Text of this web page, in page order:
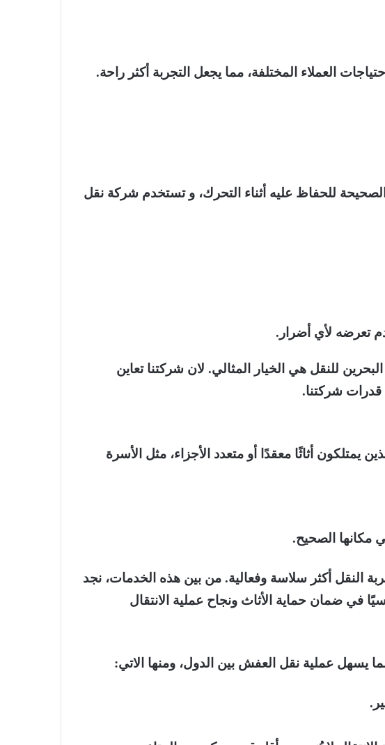
العملاء المختلفة، مما يجعل التجربة أكثر راحة.
للحفاظ عليه أثناء التحرك، و تستخدم شركة نقل
تعرضه لأي أضرار.
للنقل هي الخيار المثالي. لان شركتنا تعاين
قدرات شركتنا.
أثاثًا معقدًا أو متعدد الأجزاء، مثل الأسرة
مكانها الصحيح.
أكثر سلاسة وفعالية. من بين هذه الخدمات، نجد
في ضمان حماية الأثاث ونجاح عملية الانتقال
عملية نقل العفش بين الدول، ومنها الاتي: